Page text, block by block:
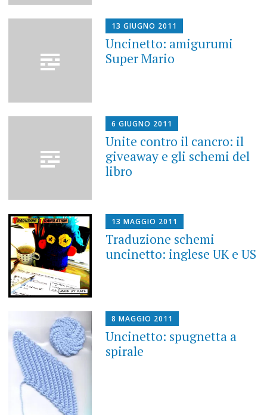
13 GIUGNO 2011
Uncinetto: amigurumi
Super Mario
6 GIUGNO 2011
Unite contro il cancro: il
giveaway e gli schemi del
libro
13 MAGGIO 2011
Traduzione schemi
uncinetto: inglese UK e US
8 MAGGIO 2011
Uncinetto: spugnetta a
spirale